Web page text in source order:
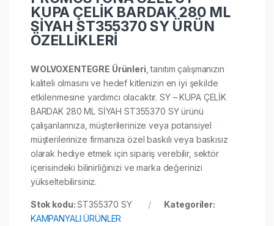
KUPA ÇELİK BARDAK 280 ML
SİYAH ST355370 SY ÜRÜN
ÖZELLİKLERİ
WOLVOXENTEGRE Ürünleri , tanıtım çalışmanızın
kaliteli olmasını ve hedef kitlenizin en iyi şekilde
etkilenmesine yardımcı olacaktır. SY – KUPA ÇELİK
BARDAK 280 ML SİYAH ST355370 SY ürünü
çalışanlarınıza, müşterilerinize veya potansiyel
müşterilerinize firmanıza özel baskılı veya baskısız
olarak hediye etmek için sipariş verebilir, sektör
içerisindeki bilinirliğinizi ve marka değerinizi
yükseltebilirsiniz.
Stok kodu:ST355370 SY
Kategoriler:
KAMPANYALI ÜRÜNLER